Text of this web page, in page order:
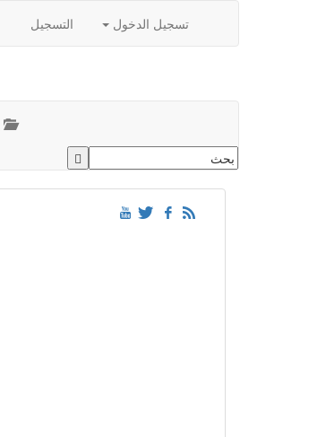
التسجيل تسجيل الدخول